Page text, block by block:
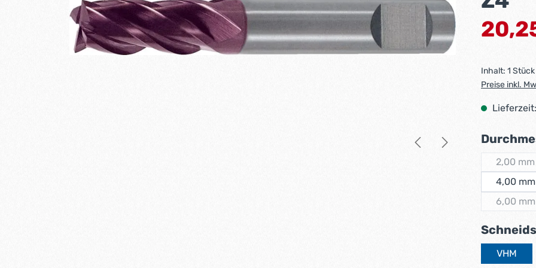
Inhalt: 1 Stück
Preise inkl.
2,00 mm
4,00 mm
6,00 mm
VHM